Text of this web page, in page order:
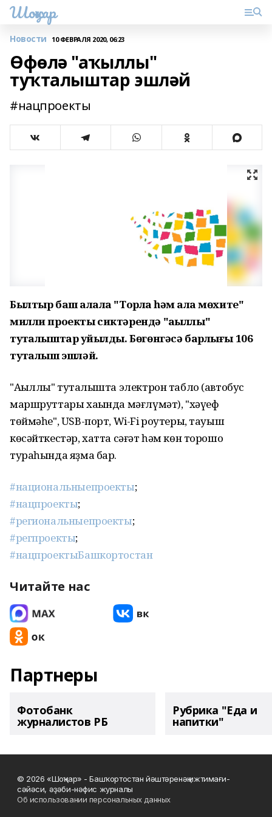
Шоңҡар
Новости 10 ФЕВРАЛЯ 2020, 06:23
Өфөлә "аҡыллы"
туҡталыштар эшләй
#нацпроекты
Былтыр баш ҡалала "Торлаҡ һәм ҡала мөхите"
милли проекты сиктәрендә "аҡыллы"
туҡталыштар ҡуйылды. Бөгөнгәсә барлығы 106
туҡталыш эшләй.
"Аҡыллы" туҡталышта электрон табло (автобус
маршруттары хаҡында мәғлүмәт), "хәүеф
төймәһе", USB-порт, Wi-Fi роутеры, тауыш
көсәйткестәр, хатта сәғәт һәм көн торошо
тураһында яҙма бар.
#национальныепроекты;
#нацпроекты;
#региональныепроекты;
#регпроекты;
#нацпроектыБашкортостан
Читайте нас
Партнеры
Фотобанк
журналистов РБ
Рубрика "Еда и
напитки"
© 2026 «Шоңҡар» - Башҡортостан йәштәренәң ижтимағи-
сәйәси, әҙәби-нәфис журналы
Об использовании персональных данных